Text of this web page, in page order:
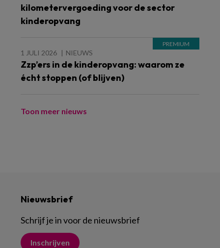
kilometervergoeding voor de sector
kinderopvang
1 JULI 2026 NIEUWS
Zzp’ers in de kinderopvang: waarom ze
écht stoppen (of blijven)
Toon meer nieuws
Nieuwsbrief
Schrijf je in voor de nieuwsbrief
Inschrijven